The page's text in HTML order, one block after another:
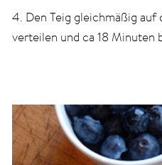
4. Den Teig gleichmäßig
verteilen und ca 18 Minuten